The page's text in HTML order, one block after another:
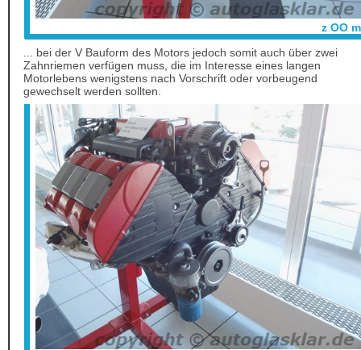
z OO m
... bei der V Bauform des Motors jedoch somit auch über zwei
Zahnriemen verfügen muss, die im Interesse eines langen
Motorlebens wenigstens nach Vorschrift oder vorbeugend
gewechselt werden sollten.